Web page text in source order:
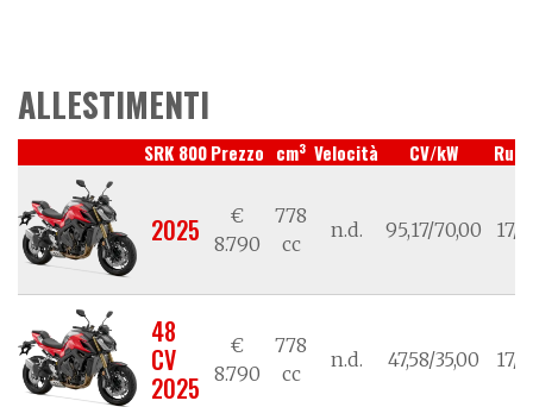
ALLESTIMENTI
SRK 800Prezzo cm3 Velocità CV/kW
2025
€
8.790
778
cc
n.d. 95,17/70,00 17/
48
CV
2025
€
8.790
778
cc
n.d. 47,58/35,00 17/